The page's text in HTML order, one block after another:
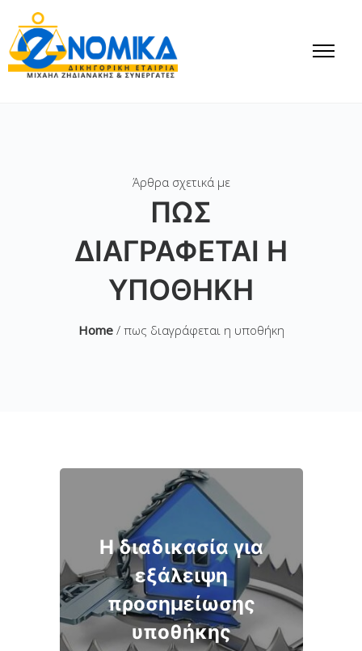
Άρθρα σχετικά με
ΠΩΣ
ΔΙΑΓΡΆΦΕΤΑΙ Η
ΥΠΟΘΉΚΗ
Home/ πως διαγράφεται η υποθήκη
Η διαδικασία για
εξάλειψη
προσημείωσης
υποθήκης